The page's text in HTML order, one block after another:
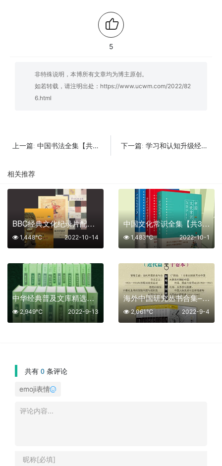
5
非特殊说明，本博所有文章均为博主原创。
如若转载，请注明出处： https://www.ucwm.com/2022/82
6.html
上一篇: 中国书法全集【共4册】【epub格式】【188MB】【编号：597820】 下一篇: 学习和认知升级经典书【共6册】【epub格式】【12.5MB】【编号：976496】
相关推荐
BBC经典文化纪录片配套著作精选合集【共3册】【epub格式】【14.9MB】【编号：239811】
2022-10-14
1,448℃
中国文化常识全集【共3册】【epub格式】【17.9MB】【编号：601011】
2022-10-1
1,483℃
中华经典普及文库精选【共20册】【epub格式】【30.2MB】【编号：678975】
2022-9-13
2,949℃
海外中国研究丛书合集–近代篇【共10册】【epub格式】【23MB】【编号：186998】
2022-9-4
2,061℃
共有 0 条评论
emoji表情